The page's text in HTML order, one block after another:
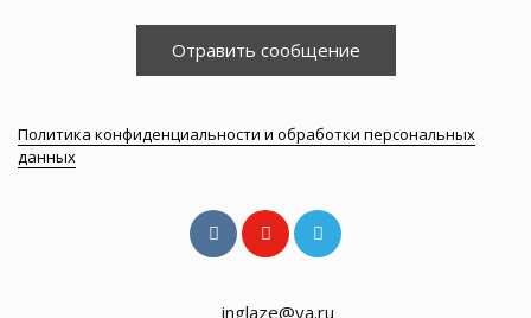
Отравить сообщение
Политика конфиденциальности и обработки персональных
данных
inglaze@ya.ru